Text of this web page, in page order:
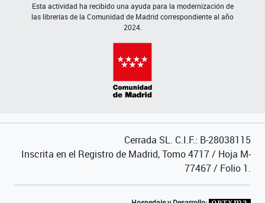
Esta actividad ha recibido una ayuda para la modernización de
las librerías de la Comunidad de Madrid correspondiente al año
2024.
Cerrada SL. C.I.F.: B-28038115
Inscrita en el Registro de Madrid, Tomo 4717 / Hoja M-
77467 / Folio 1.